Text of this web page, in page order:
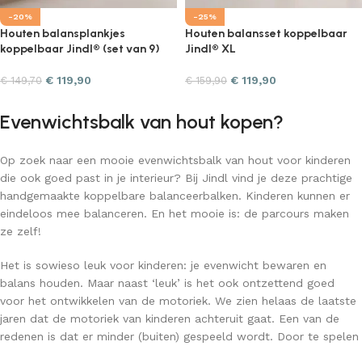
-20%
Houten balansplankjes
koppelbaar Jindl® (set van 9)
€149,70 € 119,90
-25%
Houten balansset koppelbaar
Jindl® XL
€159,90 € 119,90
Evenwichtsbalk van hout kopen?
Op zoek naar een mooie evenwichtsbalk van hout voor kinderen
die ook goed past in je interieur? Bij Jindl vind je deze prachtige
handgemaakte koppelbare balanceerbalken. Kinderen kunnen er
eindeloos mee balanceren. En het mooie is: de parcours maken
ze zelf!
Het is sowieso leuk voor kinderen: je evenwicht bewaren en
balans houden. Maar naast ‘leuk’ is het ook ontzettend goed
voor het ontwikkelen van de motoriek. We zien helaas de laatste
jaren dat de motoriek van kinderen achteruit gaat. Een van de
redenen is dat er minder (buiten) gespeeld wordt. Door te spelen